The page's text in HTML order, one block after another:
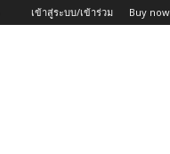
เข้าสู่ระบบ/เข้าร่วม Buy